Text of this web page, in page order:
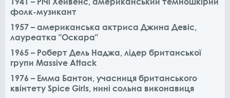
фолк-музикант
1957 – американська актриса Джина Девіс,
лауреатка "Оскара"
1965 – Роберт Дель Наджа, лідер британської
групи Massive Attack
1976 – Емма Бантон, учасниця британського
квінтету Spice Girls, нині сольна виконавиця